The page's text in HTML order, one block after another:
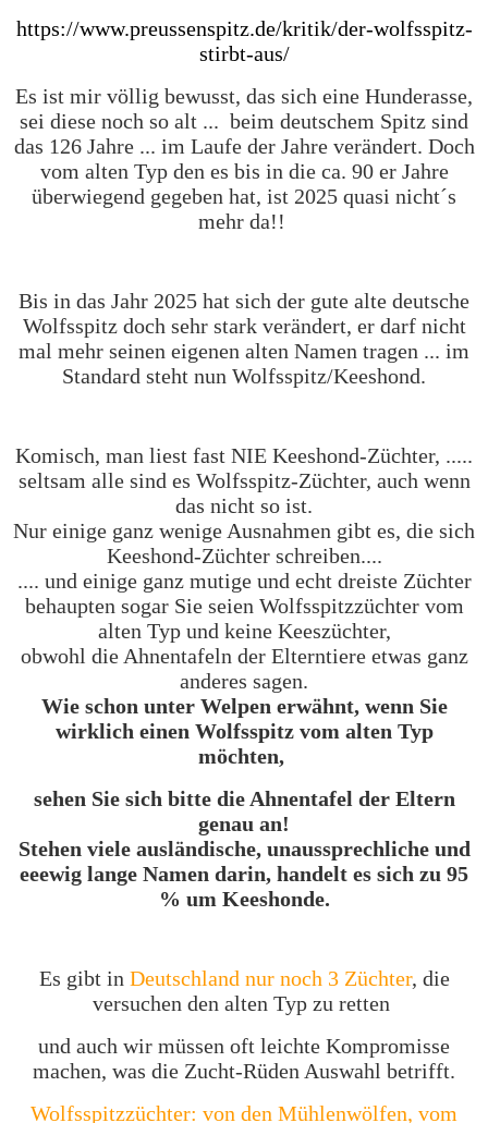
https://www.preussenspitz.de/kritik/der-wolfsspitz-
stirbt-aus/
Es ist mir völlig bewusst, das sich eine Hunderasse,
sei diese noch so alt ... beim deutschem Spitz sind
das 126 Jahre ... im Laufe der Jahre verändert. Doch
vom alten Typ den es bis in die ca. 90 er Jahre
überwiegend gegeben hat, ist 2025 quasi nicht´s
mehr da!!
Bis in das Jahr 2025 hat sich der gute alte deutsche
Wolfsspitz doch sehr stark verändert, er darf nicht
mal mehr seinen eigenen alten Namen tragen ... im
Standard steht nun Wolfsspitz/Keeshond.
Komisch, man liest fast NIE Keeshond-Züchter, .....
seltsam alle sind es Wolfsspitz-Züchter, auch wenn
das nicht so ist.
Nur einige ganz wenige Ausnahmen gibt es, die sich
Keeshond-Züchter schreiben....
.... und einige ganz mutige und echt dreiste Züchter
behaupten sogar Sie seien Wolfsspitzzüchter vom
alten Typ und keine Keeszüchter,
obwohl die Ahnentafeln der Elterntiere etwas ganz
anderes sagen.
Wie schon unter Welpen erwähnt, wenn Sie
wirklich einen Wolfsspitz vom alten Typ
möchten,
sehen Sie sich bitte die Ahnentafel der Eltern
genau an!
Stehen viele ausländische, unaussprechliche und
eeewig lange Namen darin, handelt es sich zu 95
% um Keeshonde.
Es gibt in Deutschland nur noch 3 Züchter, die
versuchen den alten Typ zu retten
und auch wir müssen oft leichte Kompromisse
machen, was die Zucht-Rüden Auswahl betrifft.
Wolfsspitzzüchter: von den Mühlenwölfen, vom